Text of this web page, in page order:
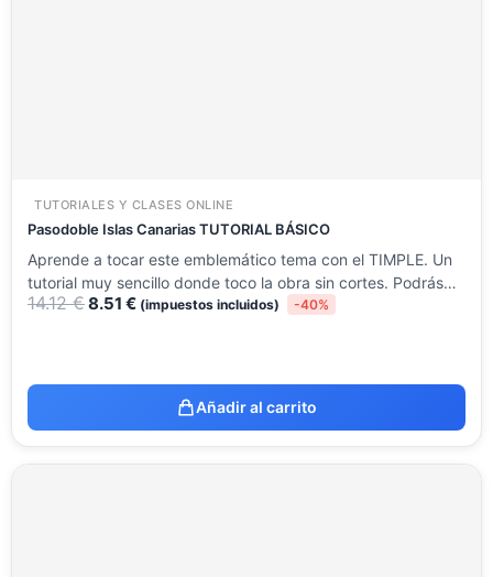
TUTORIALES Y CLASES ONLINE
Pasodoble Islas Canarias TUTORIAL BÁSICO
Aprende a tocar este emblemático tema con el TIMPLE. Un
tutorial muy sencillo donde toco la obra sin cortes. Podrás…
14.12€8.51 € (impuestos incluidos) -40%
Añadir al carrito